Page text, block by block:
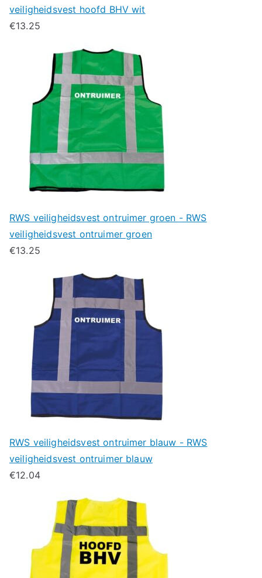
veiligheidsvest hoofd BHV wit
€13.25
RWS veiligheidsvest ontruimer groen - RWS
veiligheidsvest ontruimer groen
€13.25
RWS veiligheidsvest ontruimer blauw - RWS
veiligheidsvest ontruimer blauw
€12.04